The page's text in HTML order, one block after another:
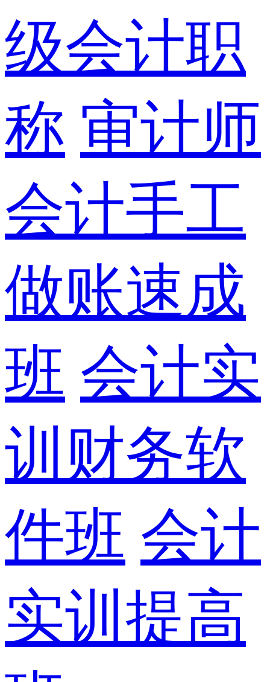
级会计职
称 审计师
会计手工
做账速成
班 会计实
训财务软
件班 会计
实训提高